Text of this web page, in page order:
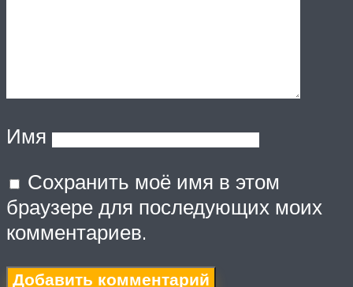
Имя
Сохранить моё имя в этом
браузере для последующих моих
комментариев.